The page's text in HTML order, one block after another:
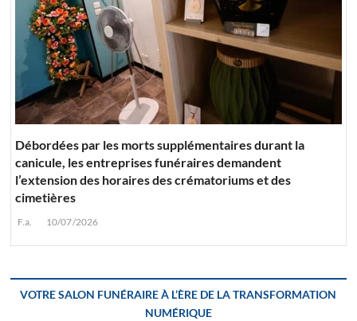
Débordées par les morts supplémentaires durant la
canicule, les entreprises funéraires demandent
l’extension des horaires des crématoriums et des
cimetières
F.a. 10/07/2026
VOTRE SALON FUNÉRAIRE À L’ÈRE DE LA TRANSFORMATION
NUMÉRIQUE